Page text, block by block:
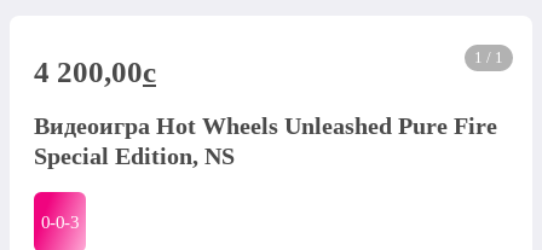
1 / 1
4 200,00c
Видеоигра Hot Wheels Unleashed Pure Fire
Special Edition, NS
0-0-3